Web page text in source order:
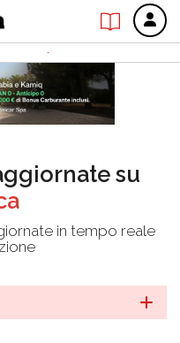
su
in tempo reale